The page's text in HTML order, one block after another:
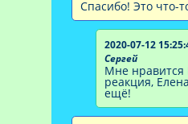
Спасибо! Это что-
2020-07-12
Сергей
Мне нравится
реакция,
ещё!